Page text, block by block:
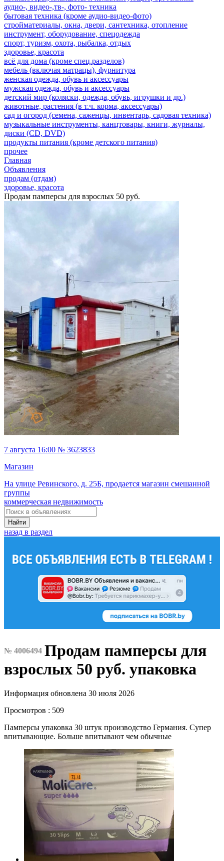
аудио-, видео-,тв-, фото- техника
бытовая техника (кроме аудио-видео-фото)
стройматериалы, окна, двери, сантехника, отопление
инструмент, оборудование, спецодежда
спорт, туризм, охота, рыбалка, отдых
здоровье, красота
всё для дома (кроме спец.разделов)
мебель (включая матрацы), фурнитура
женская одежда, обувь и аксессуары
мужская одежда, обувь и аксессуары
детский мир (коляски, одежда, обувь, игрушки и др.)
животные, растения (в т.ч. корма, аксессуары)
сад и огород (семена, саженцы, инвентарь, садовая техника)
музыкальные инструменты, канцтовары, книги, журналы,
диски (CD, DVD)
продукты питания (кроме детского питания)
прочее
Главная
Объявления
продам (отдам)
здоровье, красота
Продам памперсы для взрослых 50 руб.
7 августа 16:00 № 3623833
Магазин
На улице Ревинского, д. 25Б, продается магазин смешанной
группы
коммерческая недвижимость
Найти
назад в раздел
№ 4006494 Продам памперсы для
взрослых 50 руб. упаковка
Информация обновлена 30 июля 2026
Просмотров : 509
Памперсы упаковка 30 штук производство Германия. Супер
впитывающие. Больше впитывают чем обычные